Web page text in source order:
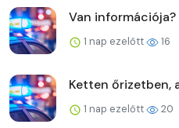
Van információja?
1 nap ezelőtt 16
Ketten őrizetben,
1 nap ezelőtt 20